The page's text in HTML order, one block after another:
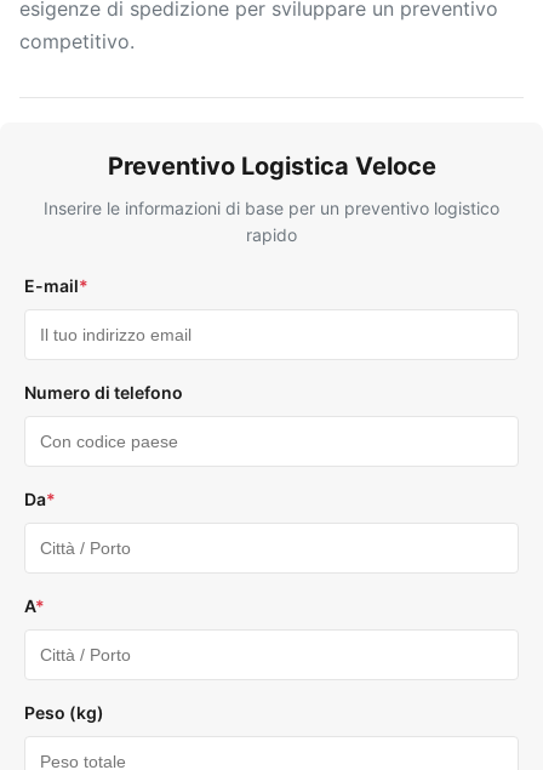
esigenze di spedizione per sviluppare un preventivo
competitivo.
Preventivo Logistica Veloce
Inserire le informazioni di base per un preventivo logistico
rapido
E-mail*
Numero di telefono
Da*
A*
Peso (kg)